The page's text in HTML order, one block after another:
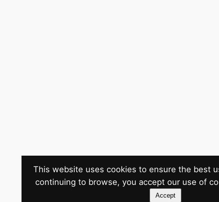
This website uses cookies to ensure the best
continuing to browse, you accept our use of
Accept